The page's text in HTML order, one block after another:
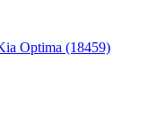
Optima (18459)